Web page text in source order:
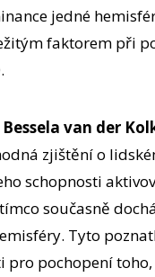
jedné
faktorem při
van der
zjištění o
schopnosti
současně
Tyto
pro pochopení